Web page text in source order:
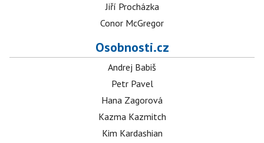
Jiří Procházka
Conor McGregor
Osobnosti.cz
Andrej Babiš
Petr Pavel
Hana Zagorová
Kazma Kazmitch
Kim Kardashian